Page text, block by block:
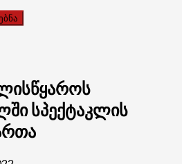
სპექტაკლის